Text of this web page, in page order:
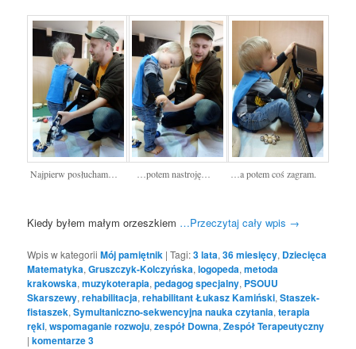
Najpierw posłucham… …potem nastroję… …a potem coś zagram.
Kiedy byłem małym orzeszkiem …Przeczytaj cały wpis →
Wpis w kategoriiMój pamiętnik |Tagi:3 lata,36 miesięcy, Dziecięca
Matematyka,Gruszczyk-Kolczyńska,logopeda,metoda
krakowska,muzykoterapia,pedagog specjalny, PSOUU
Skarszewy,rehabilitacja,rehabilitant Łukasz Kamiński,Staszek-
fistaszek,Symultaniczno-sekwencyjna nauka czytania,terapia
ręki,wspomaganie rozwoju,zespół Downa,Zespół Terapeutyczny
|komentarze3